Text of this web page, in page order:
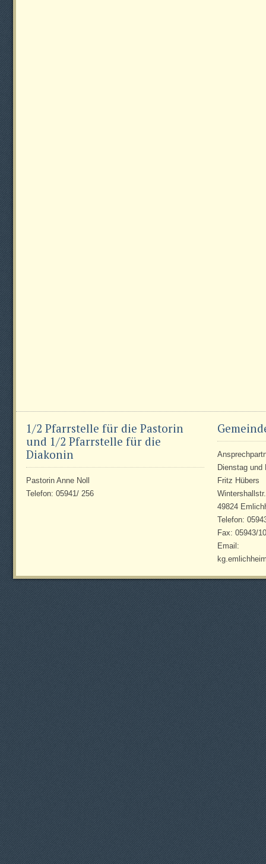
1/2 Pfarrstelle für die Pastorin
und 1/2 Pfarrstelle für die
Diakonin
Pastorin Anne Noll
Telefon: 05941/ 256
Dienstag und
Fritz Hübers
49824
Telefon:
Fax: 05943/
Email: